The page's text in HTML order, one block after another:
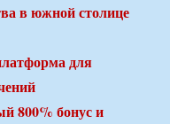
в южной столице
для
800% бонус и